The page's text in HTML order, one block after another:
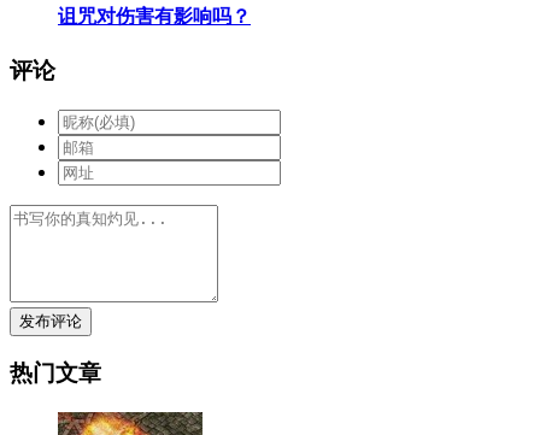
诅咒对伤害有影响吗？
评论
发布评论
热门文章